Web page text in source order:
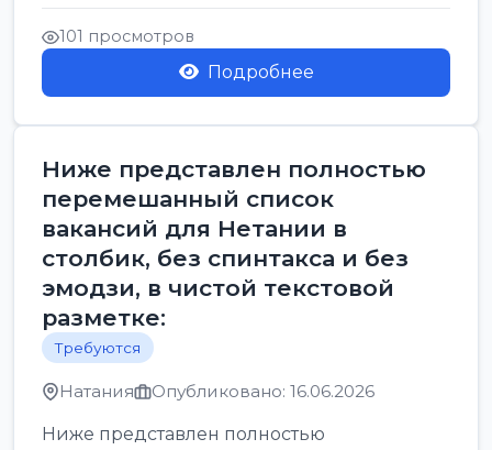
лавки<br />
Разнорабочий на сборку м...
101 просмотров
Подробнее
Ниже представлен полностью
перемешанный список
вакансий для Нетании в
столбик, без спинтакса и без
эмодзи, в чистой текстовой
разметке:
Требуются
Натания Опубликовано: 16.06.2026
Ниже представлен полностью